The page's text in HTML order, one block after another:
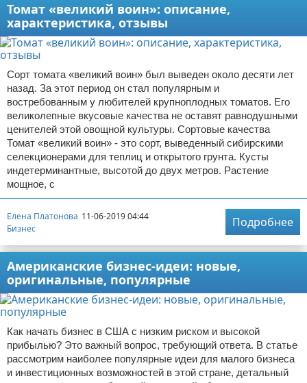
Томат «великий воин»: описание,
характеристика, отзывы
Сорт томата «великий воин» был выведен около десяти лет
назад. За этот период он стал популярным и
востребованным у любителей крупноплодных томатов. Его
великолепные вкусовые качества не оставят равнодушными
ценителей этой овощной культуры. Сортовые качества
Томат «великий воин» - это сорт, выведенный сибирскими
селекционерами для теплиц и открытого грунта. Кусты
индетерминантные, высотой до двух метров. Растение
мощное, с
Елена Платонова 11-06-2019 04:44
Бизнес
Подробнее
Американские бизнес-идеи: новые,
оригинальные, популярные
Как начать бизнес в США с низким риском и высокой
прибылью? Это важный вопрос, требующий ответа. В статье
рассмотрим наиболее популярные идеи для малого бизнеса
и инвестиционных возможностей в этой стране, детальный